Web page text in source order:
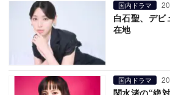
国内ドラマ
白石聖、デ
在地
国内ドラマ
関水渚の“絶